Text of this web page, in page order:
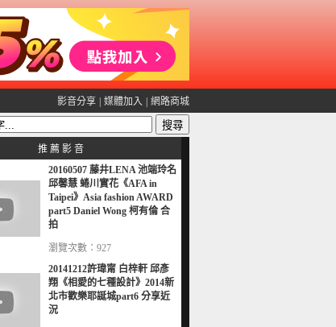
影音分享 媒體加入 網路商城
推 薦 影 音
20160507 藤井LENA 池端玲名
邱馨慧 蜷川實花《AFA in
Taipei》Asia fashion AWARD
part5 Daniel Wong 柯有倫 合
拍
瀏覽次數：927
20141212許瑋甯 白梓軒 邱彥
翔《相愛的七種設計》2014新
北市歡樂耶誕城part6 分享近
況